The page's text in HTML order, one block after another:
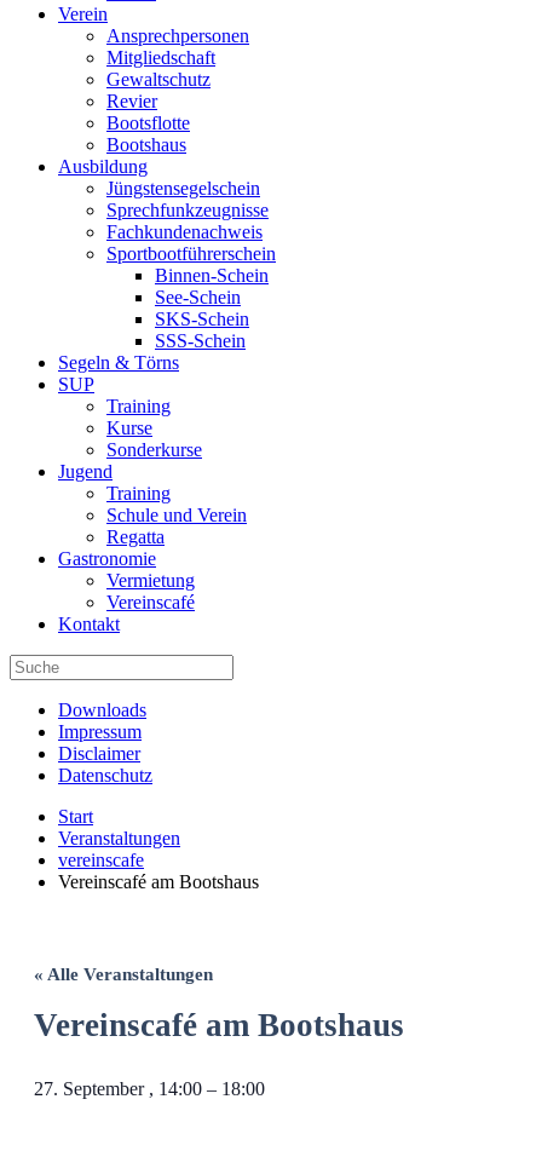
Verein
Ansprechpersonen
Mitgliedschaft
Gewaltschutz
Revier
Bootsflotte
Bootshaus
Ausbildung
Jüngstensegelschein
Sprechfunkzeugnisse
Fachkundenachweis
Sportbootführerschein
Binnen-Schein
See-Schein
SKS-Schein
SSS-Schein
Segeln & Törns
SUP
Training
Kurse
Sonderkurse
Jugend
Training
Schule und Verein
Regatta
Gastronomie
Vermietung
Vereinscafé
Kontakt
Downloads
Impressum
Disclaimer
Datenschutz
Start
Veranstaltungen
vereinscafe
Vereinscafé am Bootshaus
« Alle Veranstaltungen
Vereinscafé am Bootshaus
27. September , 14:00 – 18:00